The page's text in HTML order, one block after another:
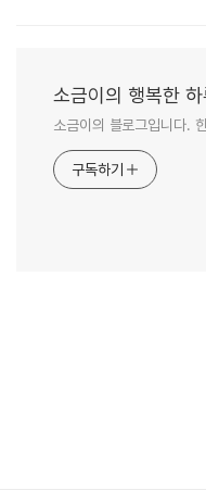
소금이의 행복한 하
소금이의 블로그입니다.
구독하기